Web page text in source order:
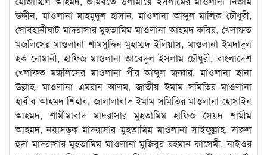
উদ্দীন, মাওলানা মাহমুদুল হাসান, মাওলানা আব্দুল মালিক চৌধুরী,
সোবহানীঘাট মাদরাসার মুহতামিম মাওলানা আহমদ কবির, খেলাফত
মজলিসের মাওলানা শামসুদ্দিন মুহাম্মদ ইলিয়াস, মাওলানা ইমদাদুল
হক নোমানী, হাফিজ মাওলানা জাবেদুল ইসলাম চৌধুরী, বাংলাদেশ
খেলাফত মজলিসের মাওলানা পীর আব্দুল জব্বার, মাওলানা ছানা
উল্লাহ, মাওলানা এমরান আলম, জাতীয় ইমাম সমিতির মাওলানা
হাবীব আহমদ শিহাব, জালালাবাদ ইমাম সমিতির মাওলানা হোসাইন
আহমদ, শামীমাবাদ মাদরাসার মুহতামিম হাফিজ সৈয়দ শামীম
আহমদ, নয়াসড়ক মাদরাসার মুহতামিম মাওলানা সাইফুল্লাহ, দারুল
হুদা মাদরাসার মুহতামিম মাওলানা মুজিবুর রহমান কাসেমী, নাইওর